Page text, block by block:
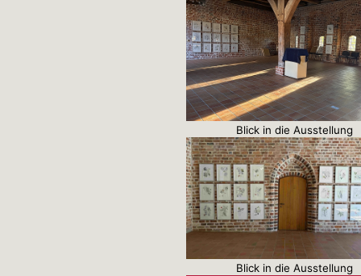
Blick in die Ausstellung
Blick in die Ausstellung